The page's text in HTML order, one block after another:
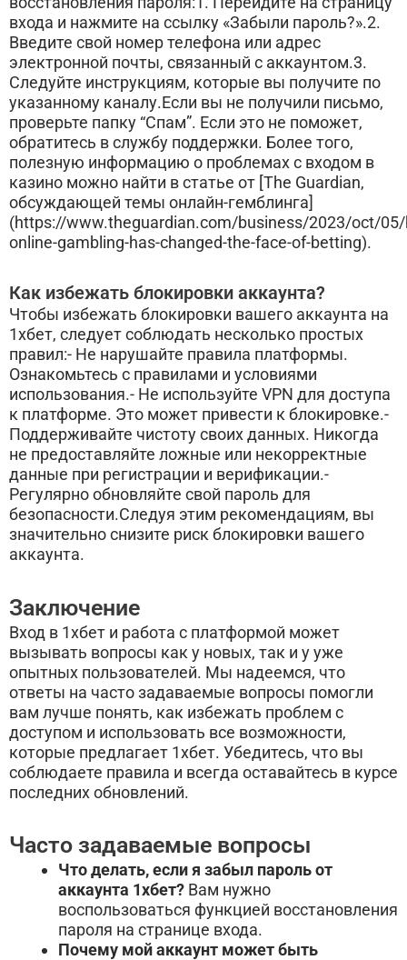
входа и нажмите на ссылку «Забыли пароль?».2.
Введите свой номер телефона или адрес
электронной почты, связанный с аккаунтом.3.
Следуйте инструкциям, которые вы получите по
указанному каналу.Если вы не получили письмо,
проверьте папку “Спам”. Если это не поможет,
обратитесь в службу поддержки. Более того,
полезную информацию о проблемах с входом в
казино можно найти в статье от [The Guardian,
обсуждающей темы онлайн-гемблинга]
(https://www.theguardian.com/business/2023/oct/
online-gambling-has-changed-the-face-of-betting).
Как избежать блокировки аккаунта?
Чтобы избежать блокировки вашего аккаунта на
1хбет, следует соблюдать несколько простых
правил:- Не нарушайте правила платформы.
Ознакомьтесь с правилами и условиями
использования.- Не используйте VPN для доступа
к платформе. Это может привести к блокировке.-
Поддерживайте чистоту своих данных. Никогда
не предоставляйте ложные или некорректные
данные при регистрации и верификации.-
Регулярно обновляйте свой пароль для
безопасности.Следуя этим рекомендациям, вы
значительно снизите риск блокировки вашего
аккаунта.
Заключение
Вход в 1хбет и работа с платформой может
вызывать вопросы как у новых, так и у уже
опытных пользователей. Мы надеемся, что
ответы на часто задаваемые вопросы помогли
вам лучше понять, как избежать проблем с
доступом и использовать все возможности,
которые предлагает 1хбет. Убедитесь, что вы
соблюдаете правила и всегда оставайтесь в курсе
последних обновлений.
Часто задаваемые вопросы
Что делать, если я забыл пароль от
аккаунта 1хбет? Вам нужно
воспользоваться функцией восстановления
пароля на странице входа.
Почему мой аккаунт может быть